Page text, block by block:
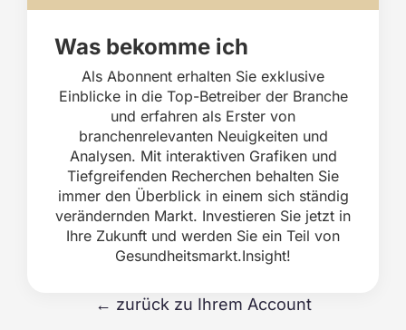
Was bekomme ich
Als Abonnent erhalten Sie exklusive
Einblicke in die Top-Betreiber der Branche
und erfahren als Erster von
branchenrelevanten Neuigkeiten und
Analysen. Mit interaktiven Grafiken und
Tiefgreifenden Recherchen behalten Sie
immer den Überblick in einem sich ständig
verändernden Markt. Investieren Sie jetzt in
Ihre Zukunft und werden Sie ein Teil von
Gesundheitsmarkt.Insight!
← zurück zu Ihrem Account